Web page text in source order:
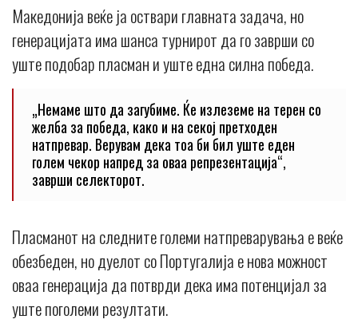
Македонија веќе ја оствари главната задача, но
генерацијата има шанса турнирот да го заврши со
уште подобар пласман и уште една силна победа.
„Немаме што да загубиме. Ќе излеземе на терен со
желба за победа, како и на секој претходен
натпревар. Верувам дека тоа би бил уште еден
голем чекор напред за оваа репрезентација“,
заврши селекторот.
Пласманот на следните големи натпреварувања е веќе
обезбеден, но дуелот со Португалија е нова можност
оваа генерација да потврди дека има потенцијал за
уште поголеми резултати.